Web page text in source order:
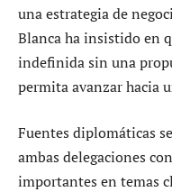
una estrategia de
Blanca ha insistido en
indefinida sin una
permita avanzar hacia
Fuentes diplomáticas
ambas delegaciones
importantes en temas